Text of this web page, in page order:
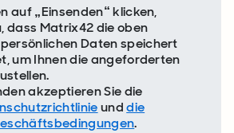
auf „Einsenden“ klicken,
dass Matrix42 die oben
Daten speichert
um Ihnen die angeforderten
akzeptieren Sie die
unddie
.